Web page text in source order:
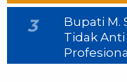
3
Bupati M.
Tidak